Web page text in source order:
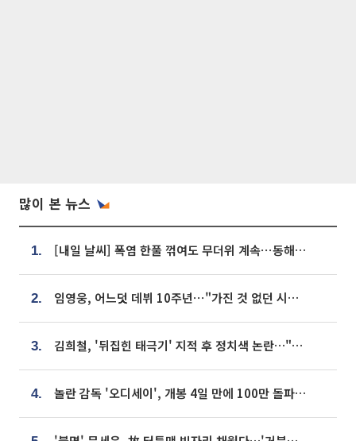
많이 본 뉴스
1. [내일 날씨] 폭염 한풀 꺾여도 무더위 계속⋯동해안 이틀 연속 비
2. 임영웅, 어느덧 데뷔 10주년⋯"가진 것 없던 시절, 내 앞엔 20명의 팬뿐"
3. 김희철, '뒤집힌 태극기' 지적 후 정치색 논란…"좌우 떠나 우리나라 국기"
4. 놀란 감독 '오디세이', 개봉 4일 만에 100만 돌파⋯'왕사남' 보다 빠르다